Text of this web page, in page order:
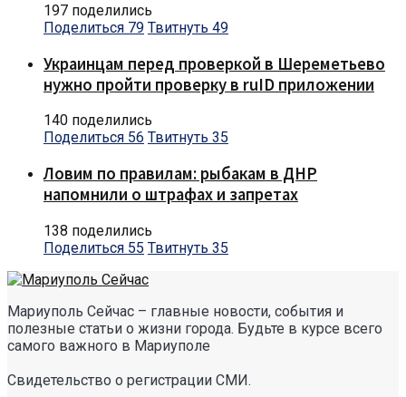
197 поделились
Поделиться 79 Твитнуть 49
Украинцам перед проверкой в Шереметьево
нужно пройти проверку в ruID приложении
140 поделились
Поделиться 56 Твитнуть 35
Ловим по правилам: рыбакам в ДНР
напомнили о штрафах и запретах
138 поделились
Поделиться 55 Твитнуть 35
Мариуполь Сейчас – главные новости, события и
полезные статьи о жизни города. Будьте в курсе всего
самого важного в Мариуполе
Свидетельство о регистрации СМИ.